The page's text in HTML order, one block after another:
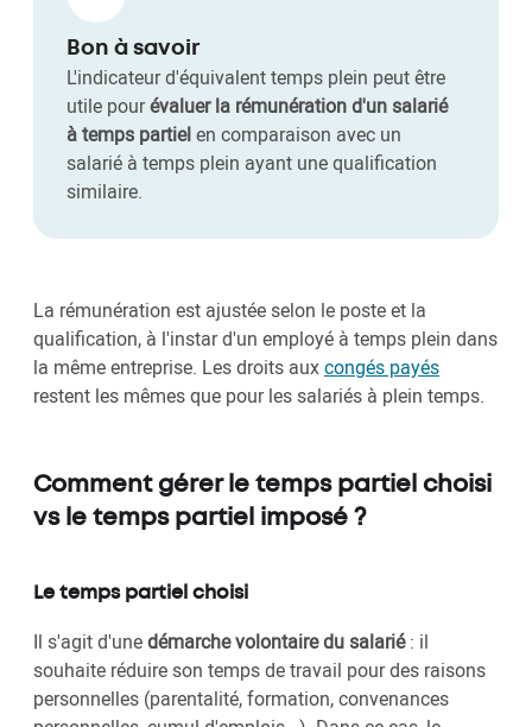
Bon à savoir
L'indicateur d'équivalent temps plein peut être
utile pourévaluer la rémunération d'un salarié
à temps partielen comparaison avec un
salarié à temps plein ayant une qualification
similaire.
La rémunération est ajustée selon le poste et la
qualification, à l'instar d'un employé à temps plein dans
la même entreprise. Les droits auxcongés payés
restent les mêmes que pour les salariés à plein temps.
Comment gérer le temps partiel choisi
vs le temps partiel imposé ?
Le temps partiel choisi
Il s'agit d'unedémarche volontaire du salarié: il
souhaite réduire son temps de travail pour des raisons
personnelles (parentalité, formation, convenances